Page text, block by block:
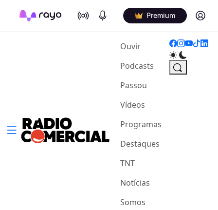
On Air Podcasts Premium Log in
Ouvir(current)
Podcasts
Passou
Vídeos
Programas
Destaques
TNT
Notícias
Somos